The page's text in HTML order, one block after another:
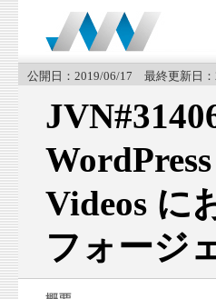
公開日：2019/06/17 最終更新日：
Videos に
フォージ